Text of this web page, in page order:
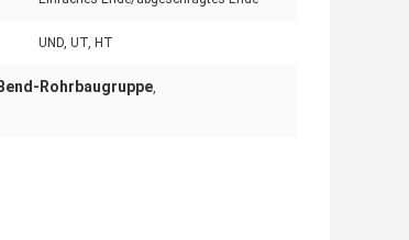
UND, UT, HT
Rohrbaugruppe,